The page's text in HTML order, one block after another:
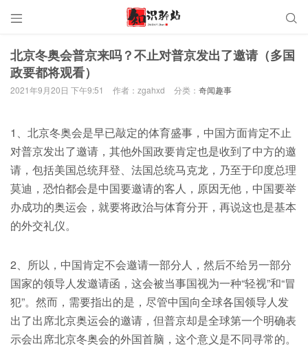
 
北京冬奥会普京来吗？不止对普京发出了邀请（多国
政要都将观看）
2021年9月20日 下午9:51 作者：zgahxd 分类： 奇闻趣事
1、北京冬奥会是早已敲定的体育盛事，中国方面肯定不止
对普京发出了邀请，其他外国政要肯定也是收到了中方的邀
请，包括美国总统拜登、法国总统马克龙，乃至于印度总理
莫迪，恐怕都会是中国要邀请的客人，原因无他，中国要举
办成功的奥运会，就要将政治与体育分开，再说这也是基本
的外交礼仪。
2、所以，中国肯定不会邀请一部分人，然后不给另一部分
国家的领导人发邀请函，这会被当事国视为一种“轻视”和“冒
犯”。然而，需要指出的是，尽管中国向全球各国领导人发
出了出席北京奥运会的邀请，但普京却是全球第一个明确表
示会出席北京冬奥会的外国首脑，这个意义是不同寻常的。